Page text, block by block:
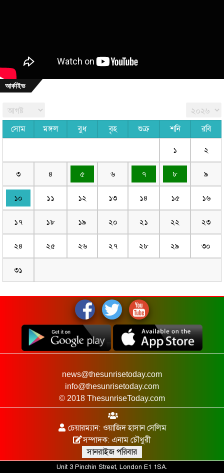
আর্কাইভ
সোম মঙ্গল বুধ বৃহ শুক্র শনি রবি
১ ২
৩ ৪ ৫ ৬ ৭ ৮ ৯
১০ ১১ ১২ ১৩ ১৪ ১৫ ১৬
১৭ ১৮ ১৯ ২০ ২১ ২২ ২৩
২৪ ২৫ ২৬ ২৭ ২৮ ২৯ ৩০
৩১
news@thesunrisetoday.com
info@thesunrisetoday.com
© 2018 ThesunriseToday.com
চেয়ারম্যান: ওয়াজিদ হাসান সেলিম
সম্পাদক: এনাম চৌধুরী
সানরাইজ পরিবার
Unit 3 Pinchin Street, London E1 1SA.